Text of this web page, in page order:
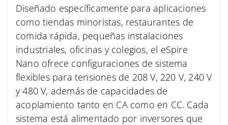
Diseñado específicamente para aplicaciones
como tiendas minoristas, restaurantes de
comida rápida, pequeñas instalaciones
industriales, oficinas y colegios, el eSpire
Nano ofrece configuraciones de sistema
flexibles para tensiones de 208 V, 220 V, 240 V
y 480 V, además de capacidades de
acoplamiento tanto en CA como en CC. Cada
sistema está alimentado por inversores que